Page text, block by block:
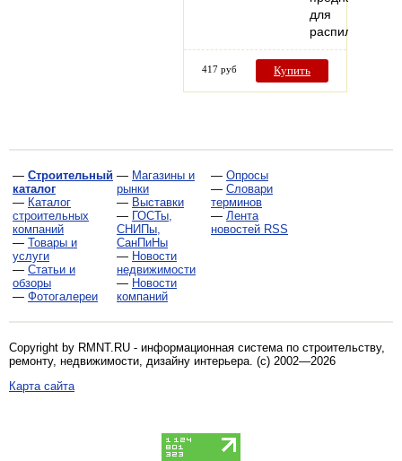
для
распиловки…
417 руб Купить
— Строительный
каталог
— Каталог
строительных
компаний
— Товары и
услуги
— Статьи и
обзоры
— Фотогалереи
— Магазины и
рынки
— Выставки
— ГОСТы,
СНИПы,
СанПиНы
— Новости
недвижимости
— Новости
компаний
— Опросы
— Словари
терминов
— Лента
новостей RSS
Copyright by RMNT.RU - информационная система по строительству,
ремонту, недвижимости, дизайну интерьера . (c) 2002—2026
Карта сайта